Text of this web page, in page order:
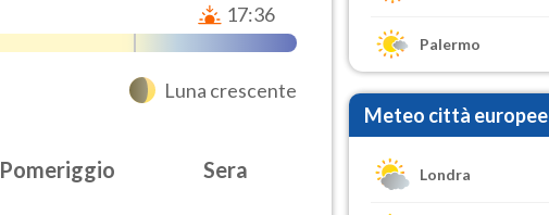
17:36
Luna crescente
Pomeriggio Sera
Palermo
Meteo città europee
Londra